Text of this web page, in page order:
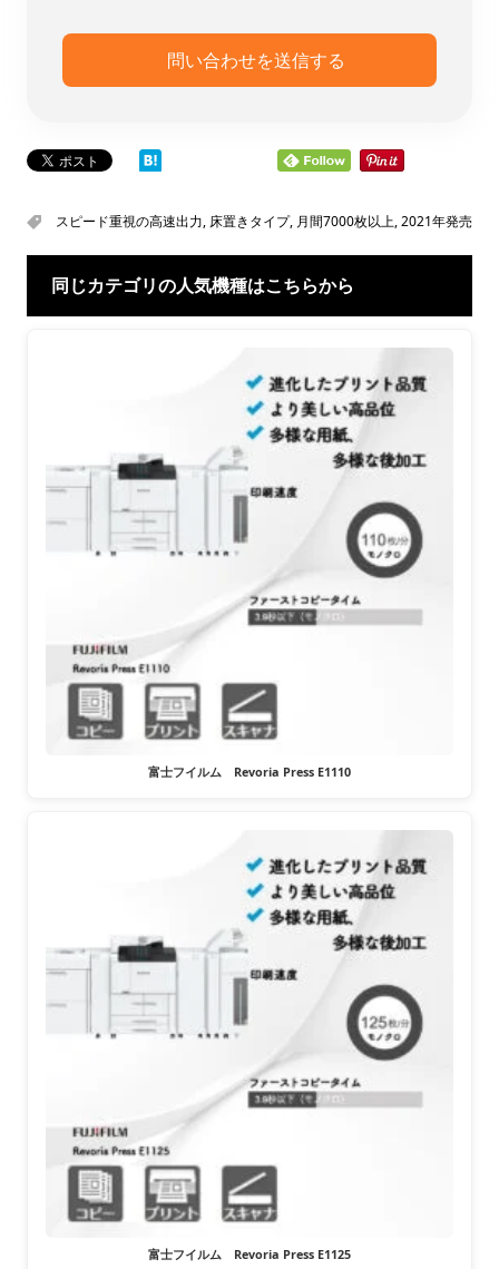
スピード重視の高速出力,床置きタイプ,月間7000枚以上,2021年発売
同じカテゴリの人気機種はこちらから
富士フイルム Revoria Press E1110
富士フイルム Revoria Press E1125